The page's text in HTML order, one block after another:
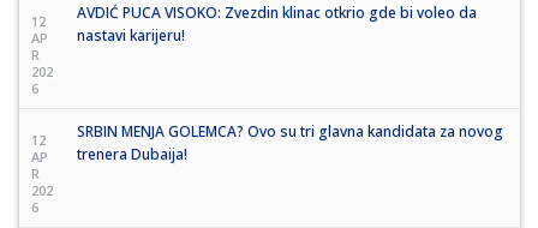
12
AP
R
202
6
AVDIĆ PUCA VISOKO: Zvezdin klinac otkrio gde bi voleo da
nastavi karijeru!
12
AP
R
202
6
SRBIN MENJA GOLEMCA? Ovo su tri glavna kandidata za novog
trenera Dubaija!